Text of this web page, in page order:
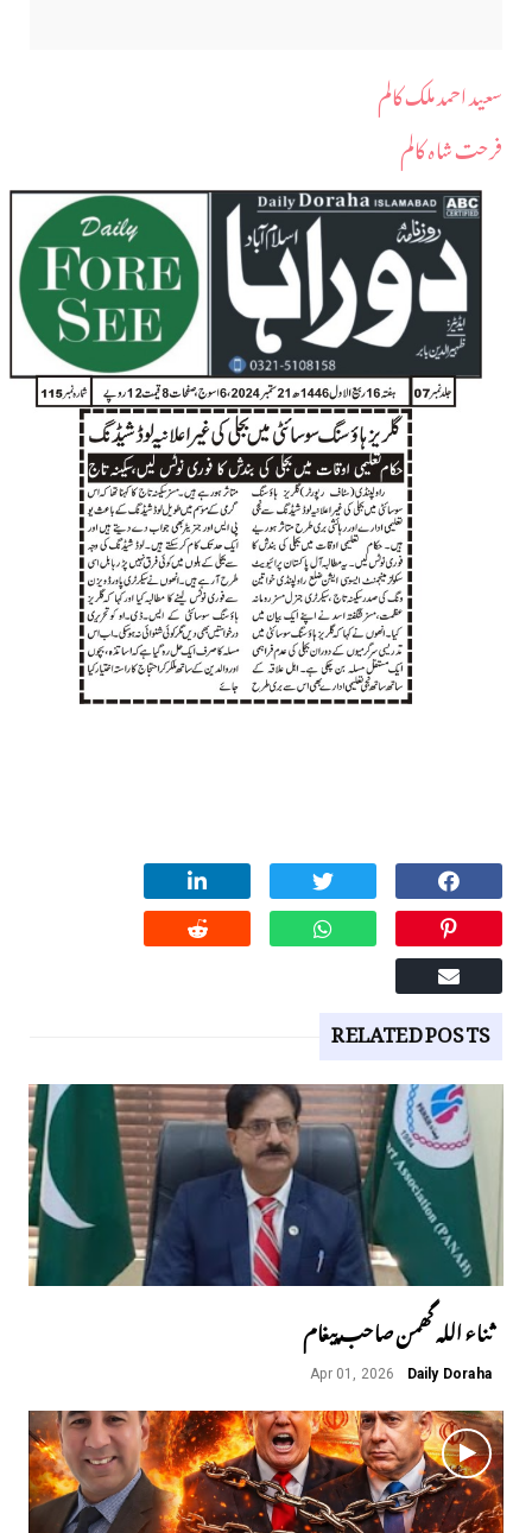
سعید احمد ملک کالم
فرحت شاہ کالم
RELATED POSTS
ثناء اللہ گھمن صاحب پیغام
Daily Doraha
Apr 01, 2026